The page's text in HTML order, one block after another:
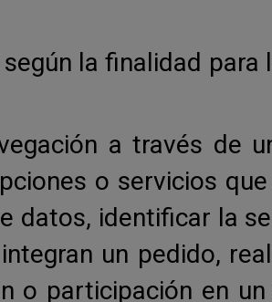
la finalidad para
a través de
o servicios
datos, identificar la
un pedido,
o participación en